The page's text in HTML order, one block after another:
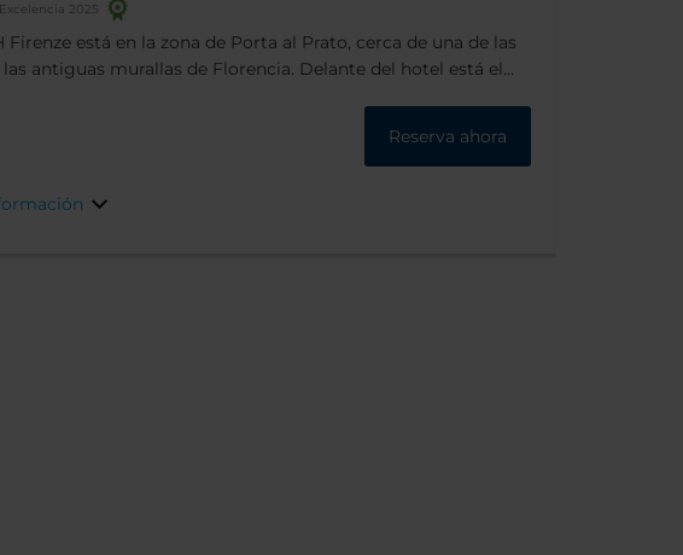
2025
Firenze está en la zona de Porta al Prato, cerca de una de las
antiguas murallas de Florencia. Delante del hotel está el
Reserva ahora